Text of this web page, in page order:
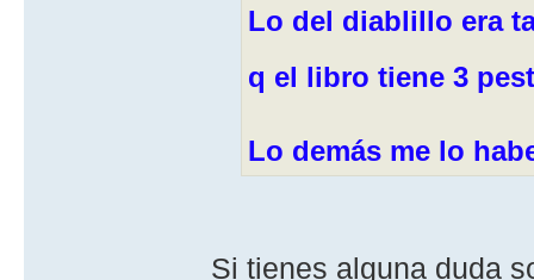
Lo del diablillo era
q el libro tiene 3
Lo demás me lo
Si tienes alguna duda